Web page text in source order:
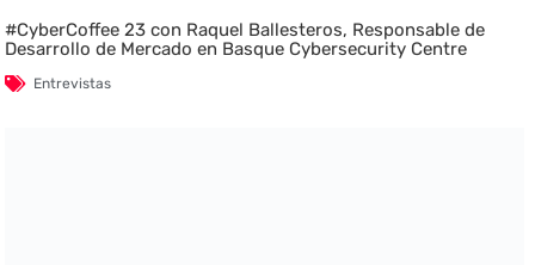
#CyberCoffee 23 con Raquel Ballesteros, Responsable de
Desarrollo de Mercado en Basque Cybersecurity Centre
Entrevistas